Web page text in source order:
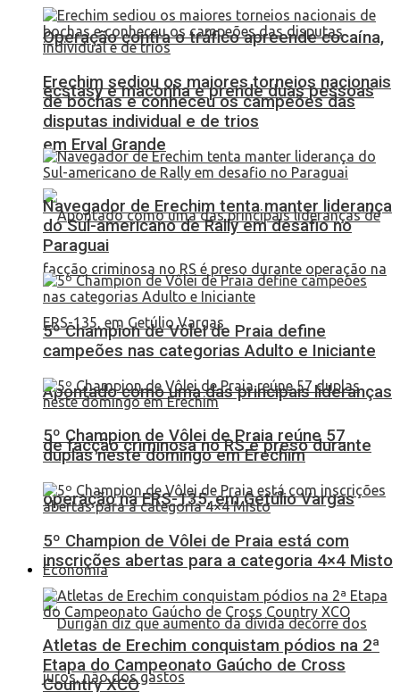
Operação contra o tráfico apreende cocaína,
ecstasy e maconha e prende duas pessoas
em Erval Grande
Apontado como uma das principais lideranças
de facção criminosa no RS é preso durante
operação na ERS-135, em Getúlio Vargas
Economia
Erechim sediou os maiores torneios nacionais
de bochas e conheceu os campeões das
disputas individual e de trios
Navegador de Erechim tenta manter liderança
do Sul-americano de Rally em desafio no
Paraguai
5º Champion de Vôlei de Praia define
campeões nas categorias Adulto e Iniciante
5º Champion de Vôlei de Praia reúne 57
duplas neste domingo em Erechim
5º Champion de Vôlei de Praia está com
inscrições abertas para a categoria 4×4 Misto
Atletas de Erechim conquistam pódios na 2ª
Etapa do Campeonato Gaúcho de Cross
Country XCO